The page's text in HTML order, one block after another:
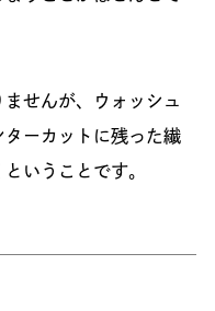
せんが、ウォッシュ
ターカットに残った繊
いうことです。